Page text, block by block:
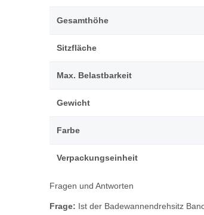
Gesamthöhe
Sitzfläche
Max. Belastbarkeit
Gewicht
Farbe
Verpackungseinheit
Fragen und Antworten
Frage: Ist der Badewannendrehsitz